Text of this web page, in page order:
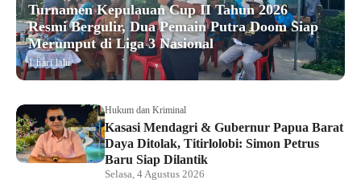
Turnamen Kepulauan Cup II Tahun 2026
Resmi Bergulir, Dua Pemain Putra Doom Siap
Merumput di Liga 3 Nasional
1 hari lalu
Hukum dan Kriminal
Kasasi Mendagri & Gubernur Papua Barat
Daya Ditolak, Titirlolobi: Simon Petrus
Baru Siap Dilantik
Selasa, 4 Agustus 2026